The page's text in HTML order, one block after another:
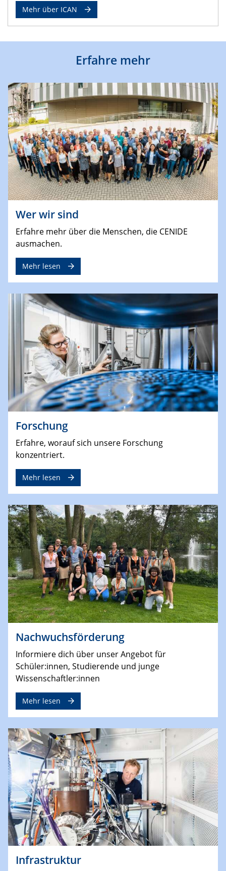
Mehr über ICAN
Erfahre mehr
Wer wir sind
Erfahre mehr über die Menschen, die CENIDE
ausmachen.
Mehr lesen
Forschung
Erfahre, worauf sich unsere Forschung
konzentriert.
Mehr lesen
Nachwuchsförderung
Informiere dich über unser Angebot für
Schüler:innen, Studierende und junge
Wissenschaftler:innen
Mehr lesen
Infrastruktur